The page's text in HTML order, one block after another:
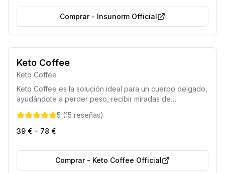
Comprar- Insunorm Official
Certificado por la UE
Keto Coffee
Keto Coffee
Keto Coffee es la solución ideal para un cuerpo delgado,
ayudándote a perder peso, recibir miradas de
a tu estilo de vida habitual.
5 (15 reseñas)
39 € - 78 €
Comprar- Keto Coffee Official